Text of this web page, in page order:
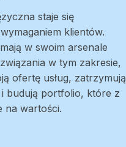
staje się
klientów.
w swoim arsenale
w tym zakresie,
ofertę usług, zatrzymują
budują portfolio, które z
na wartości.